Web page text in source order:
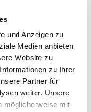
und Anzeigen zu
Medien anbieten
Website zu
zu Ihrer
Partner für
weiter. Unsere
möglicherweise mit